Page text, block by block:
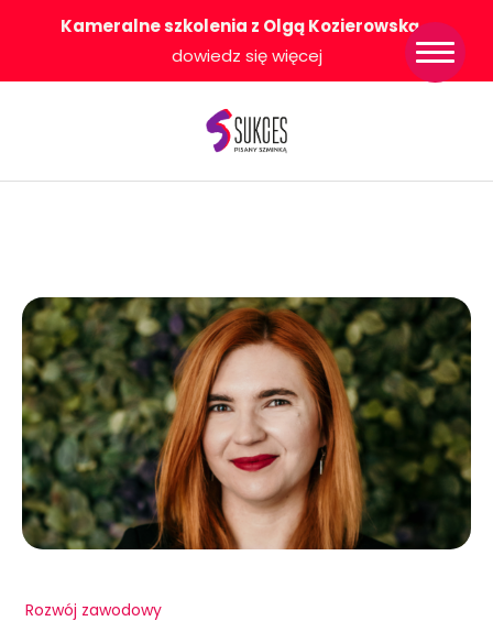
Kameralne szkolenia z Olgą Kozierowską-
dowiedz się więcej
Rozwój zawodowy
Strona główna
Konkurs Sukces